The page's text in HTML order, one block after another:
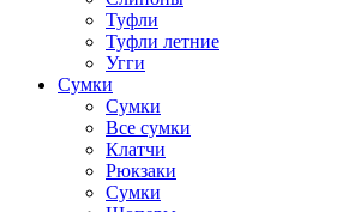
Туфли
Туфли летние
Угги
Сумки
Сумки
Все сумки
Клатчи
Рюкзаки
Сумки